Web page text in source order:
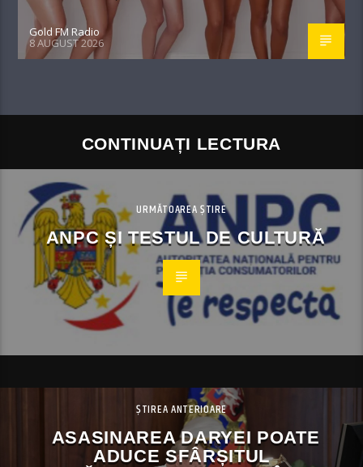
Gold FM Radio
8 AUGUST 2026
CONTINUAȚI LECTURA
URMĂTOAREA ȘTIRE
ANPC ȘI TESTUL DE CULTURĂ
ȘTIREA ANTERIOARE
ASASINAREA DARYEI POATE
ADUCE SFÂRȘITUL